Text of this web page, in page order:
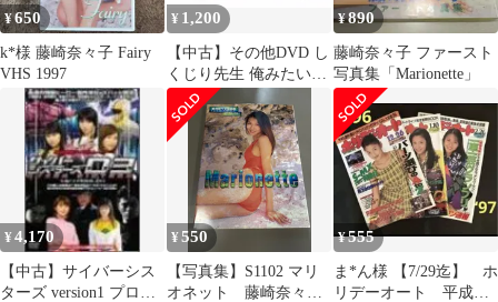
¥650
k*様 藤崎奈々子 Fairy
VHS 1997
¥ 1,200
【中古】その他DVD し
くじり先生 俺みたいに
なるな!! 第2巻 [特別版]
¥890
藤崎奈々子 ファースト
写真集「Marionette」
¥4,170
【中古】サイバーシス
ターズ version1 プロロ
¥550
【写真集】S1102 マリ
オネット 藤崎奈々
¥555
ま*ん様 【7/29迄】 ホ
リデーオート 平成レ